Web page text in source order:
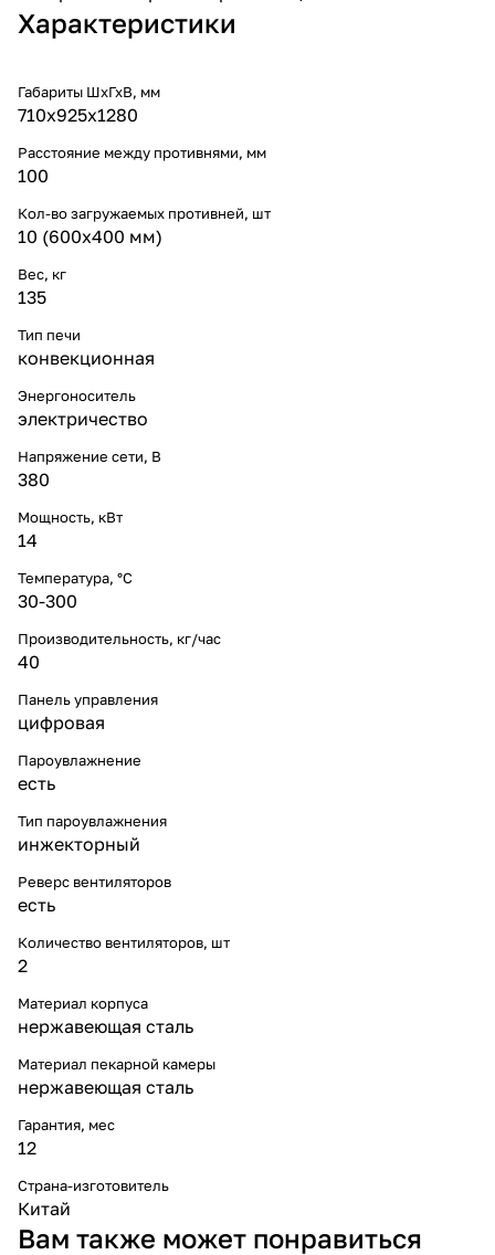
Характеристики
Габариты ШхГхВ, мм
710х925х1280
Расстояние между противнями, мм
100
Кол-во загружаемых противней, шт
10 (600х400 мм)
Вес, кг
135
Тип печи
конвекционная
Энергоноситель
электричество
Напряжение сети, В
380
Мощность, кВт
14
Температура, °С
30-300
Производительность, кг/час
40
Панель управления
цифровая
Пароувлажнение
есть
Тип пароувлажнения
инжекторный
Реверс вентиляторов
есть
Количество вентиляторов, шт
2
Материал корпуса
нержавеющая сталь
Материал пекарной камеры
нержавеющая сталь
Гарантия, мес
12
Страна-изготовитель
Китай
Вам также может понравиться